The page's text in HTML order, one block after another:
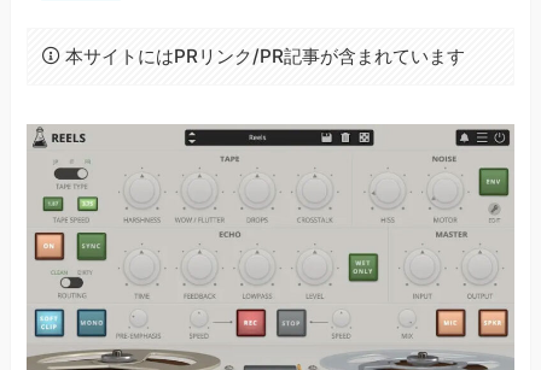
本サイトにはPRリンク/PR記事が含まれています